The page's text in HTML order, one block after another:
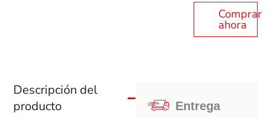
Comprar
ahora
Descripción del
producto
Entrega